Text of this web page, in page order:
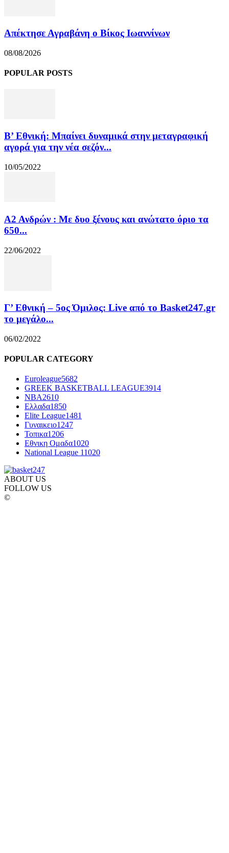
Απέκτησε Αγραβάνη ο Βίκος Ιωαννίνων
08/08/2026
POPULAR POSTS
Β’ Εθνική: Μπαίνει δυναμικά στην μεταγραφική
αγορά για την νέα σεζόν...
10/05/2022
Α2 Ανδρών : Με δυο ξένους και ανώτατο όριο τα
650...
22/06/2022
Γ’ Εθνική – 5ος Όμιλος: Live από το Basket247.gr
το μεγάλο...
06/02/2022
POPULAR CATEGORY
Euroleague5682
GREEK BASKETBALL LEAGUE3914
NBA2610
Ελλαδα1850
Elite League1481
Γυναικειο1247
Τοπικα1206
Εθνικη Ομαδα1020
National League 11020
ABOUT US
FOLLOW US
©